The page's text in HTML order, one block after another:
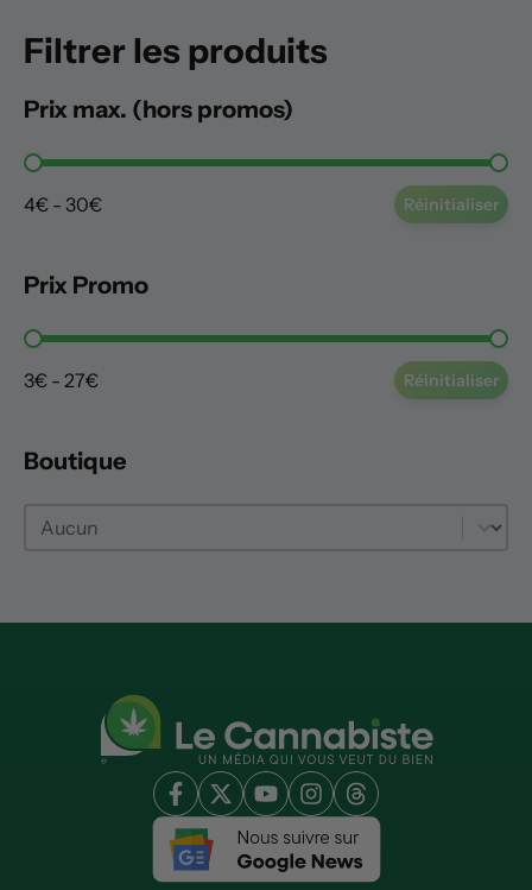
Filtrer les produits
Prix max. (hors promos)
Prix max. (hors promos)
4€ - 30€ Réinitialiser
Prix Promo
Prix Promo
3€ - 27€ Réinitialiser
Boutique
Boutique
Boutique